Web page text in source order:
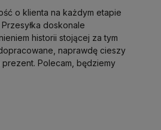
o klienta na każdym etapie
doskonale
historii stojącej za tym
naprawdę cieszy
prezent. Polecam, będziemy